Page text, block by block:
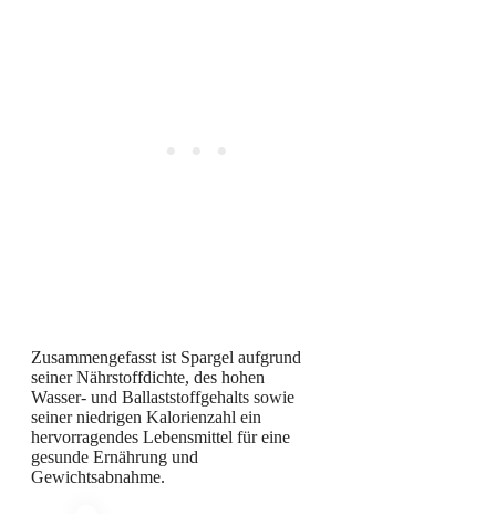
Zusammengefasst ist Spargel aufgrund
seiner Nährstoffdichte, des hohen
Wasser- und Ballaststoffgehalts sowie
seiner niedrigen Kalorienzahl ein
hervorragendes Lebensmittel für eine
gesunde Ernährung und
Gewichtsabnahme.